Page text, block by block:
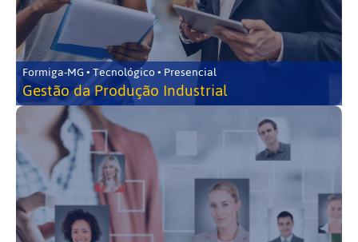
Formiga-MG • Tecnológico • Presencial
Gestão da Produção Industrial